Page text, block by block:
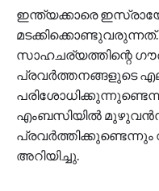
ഇന്ത്യക്കാരെ
മടക്കിക്കൊണ്ടുവരുന്നത്.
സാഹചര്യത്തിന്റെ
പ്രവര്‍ത്തനങ്ങളുടെ
എംബസിയില്‍
പ്രവര്‍ത്തിക്കുണ്ടെന്നും
അറിയിച്ചു.